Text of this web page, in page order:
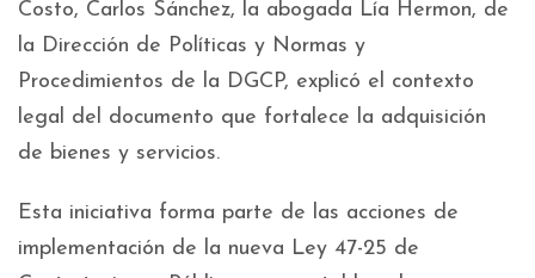
Costo, Carlos Sánchez, la abogada Lía Hermon, de
la Dirección de Políticas y Normas y
Procedimientos de la DGCP, explicó el contexto
legal del documento que fortalece la adquisición
de bienes y servicios.
Esta iniciativa forma parte de las acciones de
implementación de la nueva Ley 47-25 de